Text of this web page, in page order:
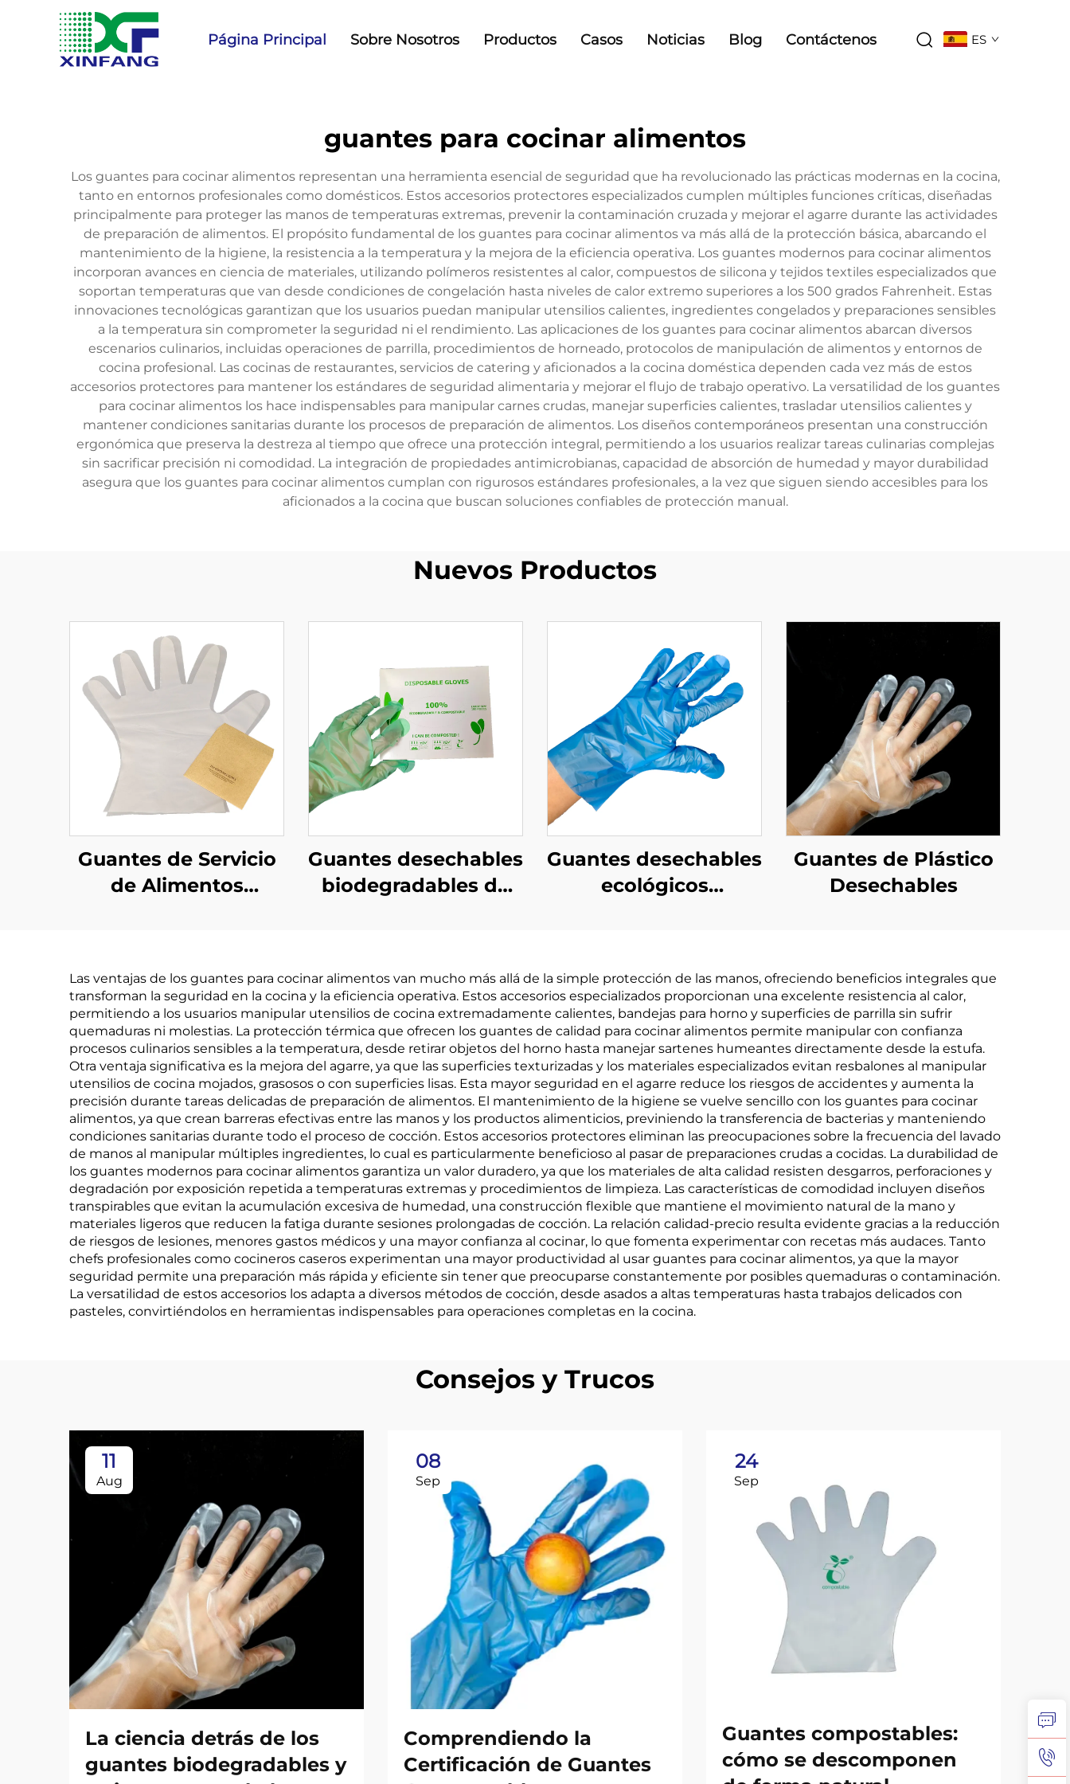
Página Principal Sobre Nosotros Productos Casos Noticias Blog Contáctenos ES
guantes para cocinar alimentos
Los guantes para cocinar alimentos representan una herramienta esencial de seguridad que ha revolucionado las prácticas modernas en la cocina,
tanto en entornos profesionales como domésticos. Estos accesorios protectores especializados cumplen múltiples funciones críticas, diseñadas
principalmente para proteger las manos de temperaturas extremas, prevenir la contaminación cruzada y mejorar el agarre durante las actividades
de preparación de alimentos. El propósito fundamental de los guantes para cocinar alimentos va más allá de la protección básica, abarcando el
mantenimiento de la higiene, la resistencia a la temperatura y la mejora de la eficiencia operativa. Los guantes modernos para cocinar alimentos
incorporan avances en ciencia de materiales, utilizando polímeros resistentes al calor, compuestos de silicona y tejidos textiles especializados que
soportan temperaturas que van desde condiciones de congelación hasta niveles de calor extremo superiores a los 500 grados Fahrenheit. Estas
innovaciones tecnológicas garantizan que los usuarios puedan manipular utensilios calientes, ingredientes congelados y preparaciones sensibles
a la temperatura sin comprometer la seguridad ni el rendimiento. Las aplicaciones de los guantes para cocinar alimentos abarcan diversos
escenarios culinarios, incluidas operaciones de parrilla, procedimientos de horneado, protocolos de manipulación de alimentos y entornos de
cocina profesional. Las cocinas de restaurantes, servicios de catering y aficionados a la cocina doméstica dependen cada vez más de estos
accesorios protectores para mantener los estándares de seguridad alimentaria y mejorar el flujo de trabajo operativo. La versatilidad de los guantes
para cocinar alimentos los hace indispensables para manipular carnes crudas, manejar superficies calientes, trasladar utensilios calientes y
mantener condiciones sanitarias durante los procesos de preparación de alimentos. Los diseños contemporáneos presentan una construcción
ergonómica que preserva la destreza al tiempo que ofrece una protección integral, permitiendo a los usuarios realizar tareas culinarias complejas
sin sacrificar precisión ni comodidad. La integración de propiedades antimicrobianas, capacidad de absorción de humedad y mayor durabilidad
asegura que los guantes para cocinar alimentos cumplan con rigurosos estándares profesionales, a la vez que siguen siendo accesibles para los
aficionados a la cocina que buscan soluciones confiables de protección manual.
Nuevos Productos
Guantes de Servicio
de Alimentos
Hechos de Material
de PLA PBAT
almidón de maíz
Guantes desechables
biodegradables de
compostable
Guantes desechables
ecológicos
PBAT almidón de
maíz
Guantes de Plástico
Desechables
Las ventajas de los guantes para cocinar alimentos van mucho más allá de la simple protección de las manos, ofreciendo beneficios integrales que
transforman la seguridad en la cocina y la eficiencia operativa. Estos accesorios especializados proporcionan una excelente resistencia al calor,
permitiendo a los usuarios manipular utensilios de cocina extremadamente calientes, bandejas para horno y superficies de parrilla sin sufrir
quemaduras ni molestias. La protección térmica que ofrecen los guantes de calidad para cocinar alimentos permite manipular con confianza
procesos culinarios sensibles a la temperatura, desde retirar objetos del horno hasta manejar sartenes humeantes directamente desde la estufa.
Otra ventaja significativa es la mejora del agarre, ya que las superficies texturizadas y los materiales especializados evitan resbalones al manipular
utensilios de cocina mojados, grasosos o con superficies lisas. Esta mayor seguridad en el agarre reduce los riesgos de accidentes y aumenta la
precisión durante tareas delicadas de preparación de alimentos. El mantenimiento de la higiene se vuelve sencillo con los guantes para cocinar
alimentos, ya que crean barreras efectivas entre las manos y los productos alimenticios, previniendo la transferencia de bacterias y manteniendo
condiciones sanitarias durante todo el proceso de cocción. Estos accesorios protectores eliminan las preocupaciones sobre la frecuencia del lavado
de manos al manipular múltiples ingredientes, lo cual es particularmente beneficioso al pasar de preparaciones crudas a cocidas. La durabilidad de
los guantes modernos para cocinar alimentos garantiza un valor duradero, ya que los materiales de alta calidad resisten desgarros, perforaciones y
degradación por exposición repetida a temperaturas extremas y procedimientos de limpieza. Las características de comodidad incluyen diseños
transpirables que evitan la acumulación excesiva de humedad, una construcción flexible que mantiene el movimiento natural de la mano y
materiales ligeros que reducen la fatiga durante sesiones prolongadas de cocción. La relación calidad-precio resulta evidente gracias a la reducción
de riesgos de lesiones, menores gastos médicos y una mayor confianza al cocinar, lo que fomenta experimentar con recetas más audaces. Tanto
chefs profesionales como cocineros caseros experimentan una mayor productividad al usar guantes para cocinar alimentos, ya que la mayor
seguridad permite una preparación más rápida y eficiente sin tener que preocuparse constantemente por posibles quemaduras o contaminación.
La versatilidad de estos accesorios los adapta a diversos métodos de cocción, desde asados a altas temperaturas hasta trabajos delicados con
pasteles, convirtiéndolos en herramientas indispensables para operaciones completas en la cocina.
Consejos y Trucos
11
Aug
La ciencia detrás de los
guantes biodegradables y
08
Sep
Comprendiendo la
Certificación de Guantes
24
Sep
Guantes compostables:
cómo se descomponen